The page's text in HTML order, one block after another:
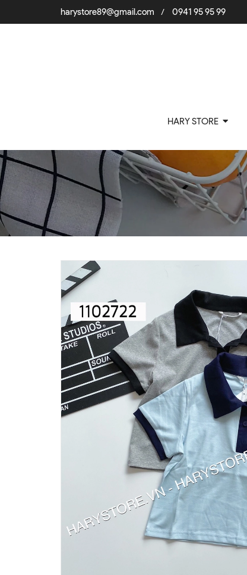
harystore89@gmail.com / 0941 95 95 99
HARY STORE